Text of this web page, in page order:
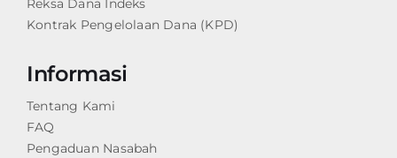
Reksa Dana Indeks
Kontrak Pengelolaan Dana (KPD)
Informasi
Tentang Kami
FAQ
Pengaduan Nasabah